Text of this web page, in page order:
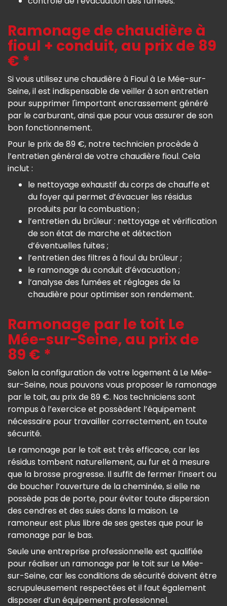
Ramonage de chaudière à
fioul + conduit, au prix de 89
€ *
Si vous utilisez une chaudière à Fioul à Le Mée-sur-
Seine, il est indispensable de veiller à son entretien
pour supprimer l'important encrassement généré
par le carburant, ainsi que pour vous assurer de son
bon fonctionnement.
Pour le prix de 89 €, notre technicien procède à
l’entretien général de votre chaudière fioul. Cela
inclut :
le nettoyage exhaustif du corps de chauffe et
du foyer qui permet d’évacuer les résidus
produits par la combustion ;
l’entretien du brûleur : nettoyage et vérification
de son état de marche et détection
d’éventuelles fuites ;
l’entretien des filtres à fioul du brûleur ;
le ramonage du conduit d’évacuation ;
l’analyse des fumées et réglages de la
chaudière pour optimiser son rendement.
Ramonage par le toit Le
Mée-sur-Seine, au prix de
89 € *
Selon la configuration de votre logement à Le Mée-
sur-Seine, nous pouvons vous proposer le ramonage
par le toit, au prix de 89 €. Nos techniciens sont
rompus à l’exercice et possèdent l’équipement
nécessaire pour travailler correctement, en toute
sécurité.
Le ramonage par le toit est très efficace, car les
résidus tombent naturellement, au fur et à mesure
que la brosse progresse. Il suffit de fermer l’insert ou
de boucher l’ouverture de la cheminée, si elle ne
possède pas de porte, pour éviter toute dispersion
des cendres et des suies dans la maison. Le
ramoneur est plus libre de ses gestes que pour le
ramonage par le bas.
Seule une entreprise professionnelle est qualifiée
pour réaliser un ramonage par le toit sur Le Mée-
sur-Seine, car les conditions de sécurité doivent être
scrupuleusement respectées et il faut également
disposer d’un équipement professionnel.